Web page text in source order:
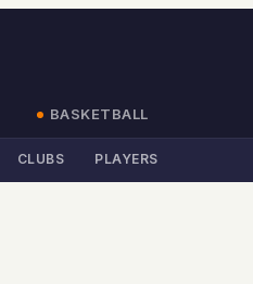
BASKETBALL
CLUBS PLAYERS